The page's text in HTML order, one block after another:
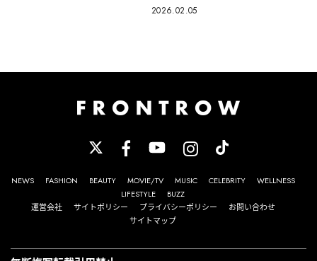
2026.02.05
NEWS FASHION BEAUTY MOVIE/TV MUSIC CELEBRITY
WELLNESS
LIFESTYLE
BUZZ
運営会社
サイトポリシー プライバシーポリシー
お問い合わせ
サイトマップ